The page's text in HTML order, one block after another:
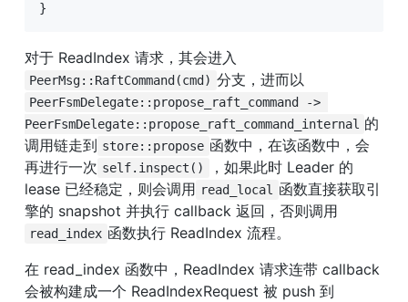
}
对于 ReadIndex 请求，其会进入
PeerMsg::RaftCommand(cmd) 分支，进而以
PeerFsmDelegate::propose_raft_command ->
PeerFsmDelegate::propose_raft_command_internal 的
调用链走到 store::propose 函数中，在该函数中，会
再进行一次 self.inspect()
，如果此时 Leader 的
lease 已经稳定，则会调用 read_local
函数直接获取引
擎的 snapshot 并执行 callback 返回，否则调用
read_index 函数执行 ReadIndex 流程。
在 read_index 函数中，ReadIndex 请求连带 callback
会被构建成一个 ReadIndexRequest 被 push 到